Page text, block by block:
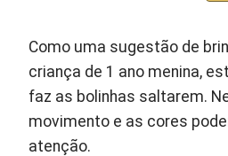
Como uma sugestão de
criança de 1 ano menina,
faz as bolinhas saltarem.
movimento e as cores
atenção.